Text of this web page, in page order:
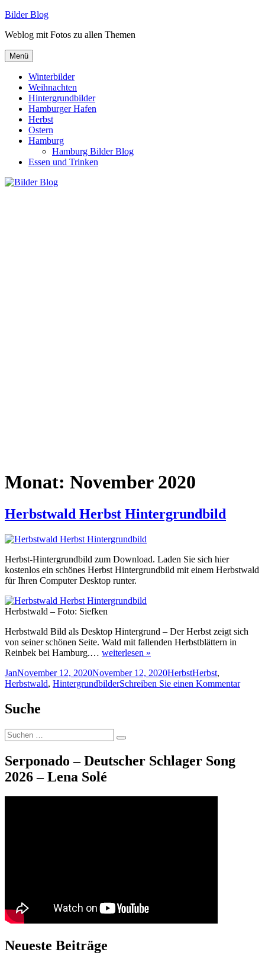
Zum
springen
Bilder Blog
Weblog mit Fotos zu allen Themen
Menü
Winterbilder
Weihnachten
Hintergrundbilder
Hamburger Hafen
Herbst
Ostern
Hamburg
Hamburg Bilder Blog
Essen und Trinken
Monat: November 2020
Herbstwald Herbst Hintergrundbild
Herbst-Hintergrundbild zum Download. Laden Sie sich hier
kostenlos ein schönes Herbst Hintergrundbild mit einem Herbstwald
für Ihren Computer Desktop runter.
Herbstwald – Foto: Siefken
Herbstwald Bild als Desktop Hintergrund – Der Herbst zeigt sich
von seiner schönen Seite. Wald mit fallenden Herbstblättern in
Reinbek bei Hamburg.… weiterlesen »
Autor
JanVeröffentlicht
am
November 12, 2020November 12, 2020Kategorien
HerbstSchlagwörter
Herbst,
Herbstwald, HintergrundbilderSchreiben Sie einen Kommentarzu
Suche
Suche
nach:
Suchen
Serponado – Deutscher Schlager Song
2026 – Lena Solé
Neueste Beiträge